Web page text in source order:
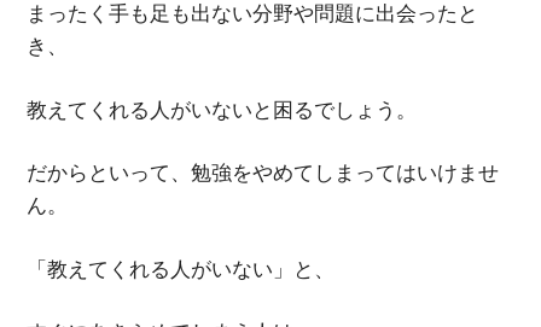
まったく手も足も出ない分野や問題に出会ったと
き、
教えてくれる人がいないと困るでしょう。
だからといって、勉強をやめてしまってはいけませ
ん。
「教えてくれる人がいない」と、